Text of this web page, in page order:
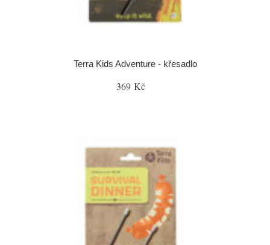
Terra Kids Adventure - křesadlo
369 Kč